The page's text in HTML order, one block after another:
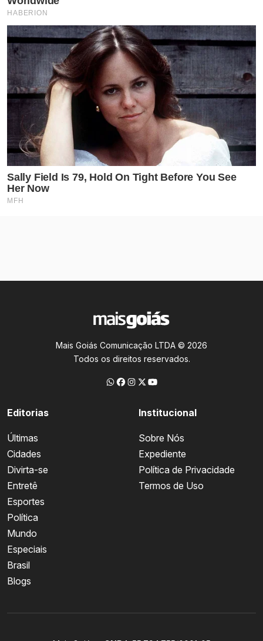
Mais Goiás Comunicação LTDA © 2026
Todos os direitos reservados.
Editorias
Últimas
Cidades
Divirta-se
Entretê
Esportes
Política
Mundo
Especiais
Brasil
Blogs
Institucional
Sobre Nós
Expediente
Política de Privacidade
Termos de Uso